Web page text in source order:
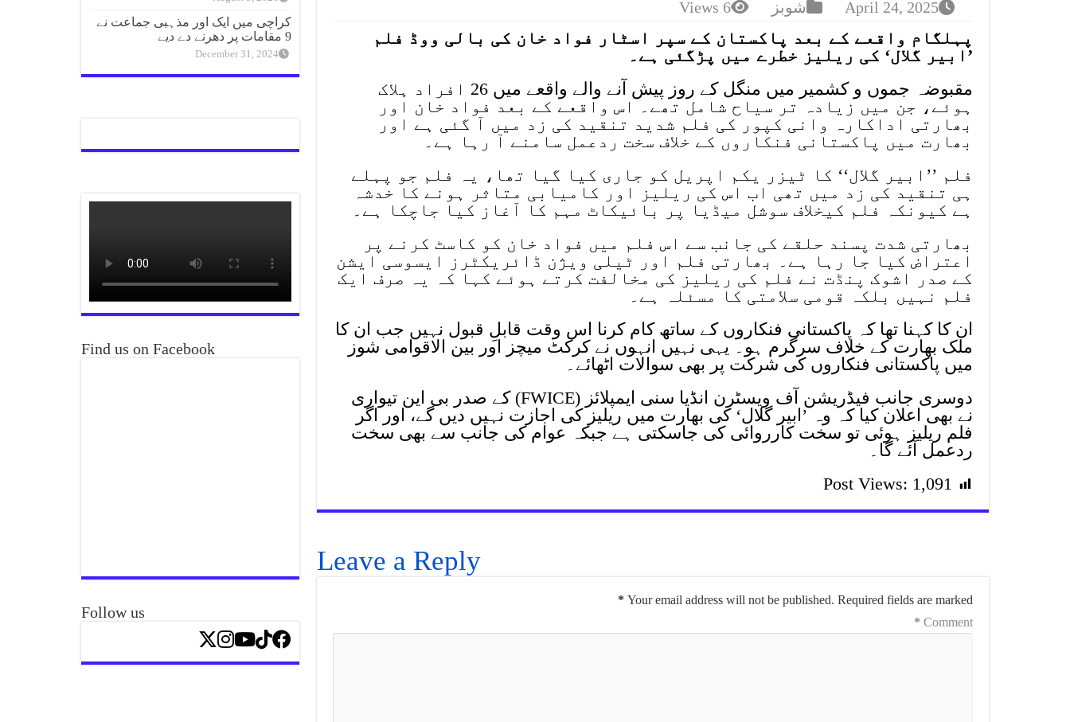
April 24, 2025 شوبز 6 Views
پہلگام واقعے کے بعد پاکستان کے سپر اسٹار فواد خان کی بالی ووڈ فلم
’ابیر گلال‘ کی ریلیز خطرے میں پڑگئی ہے۔
مقبوضہ جموں و کشمیر میں منگل کے روز پیش آنے والے واقعے میں 26 افراد ہلاک
ہوئے، جن میں زیادہ تر سیاح شامل تھے۔ اس واقعے کے بعد فواد خان اور
بھارتی اداکارہ وانی کپور کی فلم شدید تنقید کی زد میں آ گئی ہے اور
بھارت میں پاکستانی فنکاروں کے خلاف سخت ردعمل سامنے آ رہا ہے۔
فلم ’’ابیر گلال‘‘ کا ٹیزر یکم اپریل کو جاری کیا گیا تھا، یہ فلم جو پہلے
ہی تنقید کی زد میں تھی اب اس کی ریلیز اور کامیابی متاثر ہونے کا خدشہ
ہے کیونکہ فلم کیخلاف سوشل میڈیا پر بائیکاٹ مہم کا آغاز کیا جاچکا ہے۔
بھارتی شدت پسند حلقے کی جانب سے اس فلم میں فواد خان کو کاسٹ کرنے پر
اعتراض کیا جا رہا ہے۔ بھارتی فلم اور ٹیلی ویژن ڈائریکٹرز ایسوسی ایشن
کے صدر اشوک پنڈت نے فلم کی ریلیز کی مخالفت کرتے ہوئے کہا کہ یہ صرف ایک
فلم نہیں بلکہ قومی سلامتی کا مسئلہ ہے۔
ان کا کہنا تھا کہ پاکستانی فنکاروں کے ساتھ کام کرنا اس وقت قابلِ قبول نہیں جب ان کا
ملک بھارت کے خلاف سرگرم ہو۔ یہی نہیں انہوں نے کرکٹ میچز اور بین الاقوامی شوز
میں پاکستانی فنکاروں کی شرکت پر بھی سوالات اٹھائے۔
دوسری جانب فیڈریشن آف ویسٹرن انڈیا سنی ایمپلائز (FWICE) کے صدر بی این تیواری
نے بھی اعلان کیا کہ وہ ’ابیر گلال‘ کی بھارت میں ریلیز کی اجازت نہیں دیں گے، اور اگر
فلم ریلیز ہوئی تو سخت کارروائی کی جاسکتی ہے جبکہ عوام کی جانب سے بھی سخت
ردعمل آئے گا۔
Post Views: 1,091
Leave a Reply
Your email address will not be published. Required fields are marked
*
Comment
*
کراچی میں ایک اور مذہبی جماعت نے
9 مقامات پر دھرنے دے دیے
December 31, 2024
Find us on Facebook
Follow us